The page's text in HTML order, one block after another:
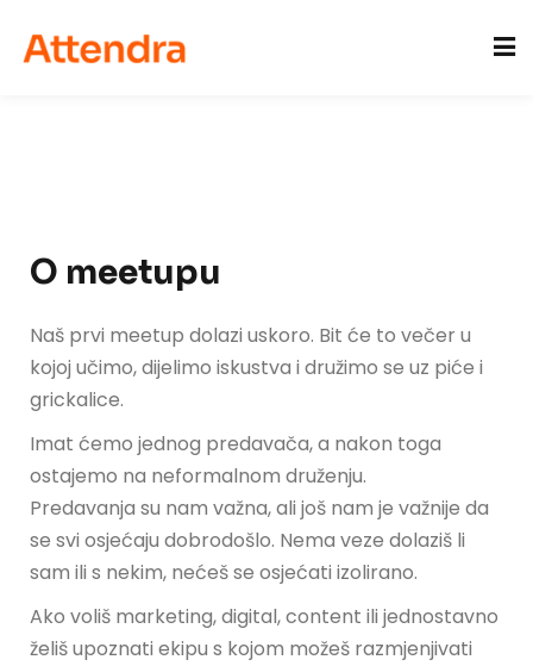
O meetupu
Naš prvi meetup dolazi uskoro. Bit će to večer u
kojoj učimo, dijelimo iskustva i družimo se uz piće i
grickalice.
Imat ćemo jednog predavača, a nakon toga
ostajemo na neformalnom druženju.
Predavanja su nam važna, ali još nam je važnije da
se svi osjećaju dobrodošlo. Nema veze dolaziš li
sam ili s nekim, nećeš se osjećati izolirano.
Ako voliš marketing, digital, content ili jednostavno
želiš upoznati ekipu s kojom možeš razmjenjivati
Sign in
Remember me